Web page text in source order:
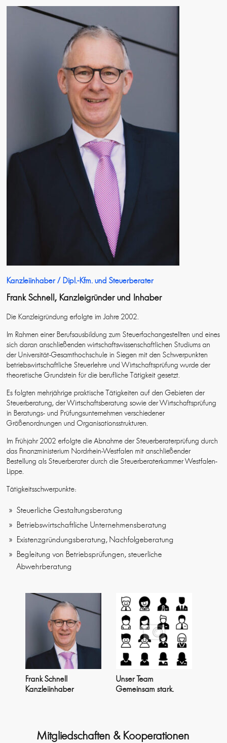
Kanzleiinhaber / Dipl.-Kfm. und Steuerberater
Frank Schnell, Kanzleigründer und Inhaber
Die Kanzleigründung erfolgte im Jahre 2002.
Im Rahmen einer Berufsausbildung zum Steuerfachangestellten und eines
sich daran anschließenden wirtschaftswissenschaftlichen Studiums an
der Universität-Gesamthochschule in Siegen mit den Schwerpunkten
betriebswirtschaftliche Steuerlehre und Wirtschaftsprüfung wurde der
theoretische Grundstein für die berufliche Tätigkeit gesetzt.
Es folgten mehrjährige praktische Tätigkeiten auf den Gebieten der
Steuerberatung, der Wirtschaftsberatung sowie der Wirtschaftsprüfung
in Beratungs- und Prüfungsunternehmen verschiedener
Größenordnungen und Organisationsstrukturen.
Im Frühjahr 2002 erfolgte die Abnahme der Steuerberaterprüfung durch
das Finanzministerium Nordrhein-Westfalen mit anschließender
Bestellung als Steuerberater durch die Steuerberaterkammer Westfalen-
Lippe.
Tätigkeitsschwerpunkte:
Steuerliche Gestaltungsberatung
Betriebswirtschaftliche Unternehmensberatung
Existenzgründungsberatung, Nachfolgeberatung
Begleitung von Betriebsprüfungen, steuerliche
Abwehrberatung
Gemeinsam stark.
Unser Team
Hinter der Qualität unserer Beratung steht ein eingespieltes Team aus
zehn erfahrenen und engagierten Mitarbeiterinnen und Mitarbeitern.
Alle Mitglieder unseres Hauses verfügen über eine fundierte Ausbildung
im steuerlichen, rechtlichen oder betriebswirtschaftlichen Bereich –
Diplom-Kaufleute, Diplom-Betriebswirte, Steuerberater,
Steuerfachangestellte, Steuerfachwirte, Bilanzbuchhalter sowie
Rechtsanwalts- und Notarfachangestellte
Aus Gründen des Persönlichkeitsschutzes veröffentlichen wir keine
Einzelprofile mehr. Bitte haben Sie Verständnis dafür, dass wir den Fokus
bewusst auf die gemeinsame Kompetenz und die vertrauensvolle
Zusammenarbeit unseres Teams legen – denn genau das ist die
Grundlage für eine verlässliche und persönliche Betreuung unserer
Frank Schnell
Kanzleiinhaber
Unser Team
Gemeinsam stark.
Mitgliedschaften & Kooperationen